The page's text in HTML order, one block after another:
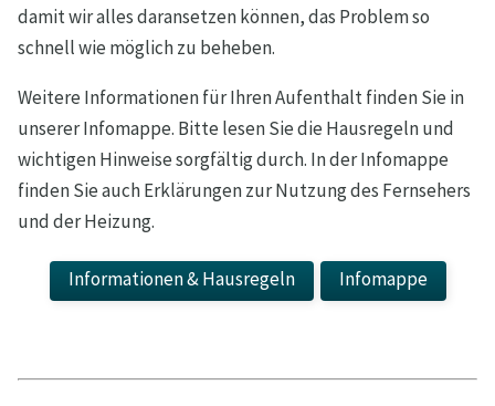
damit wir alles daransetzen können, das Problem so
schnell wie möglich zu beheben.
Weitere Informationen für Ihren Aufenthalt finden Sie in
unserer Infomappe. Bitte lesen Sie die Hausregeln und
wichtigen Hinweise sorgfältig durch. In der Infomappe
finden Sie auch Erklärungen zur Nutzung des Fernsehers
und der Heizung.
Informationen & Hausregeln Infomappe